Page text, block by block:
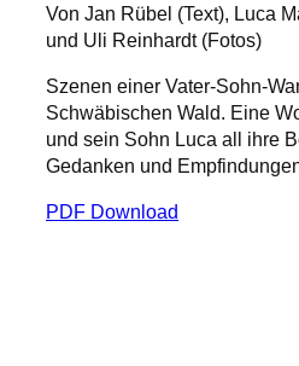
Von Jan Rübel (Text), Luca
und Uli Reinhardt (Fotos)
Szenen einer Vater-Sohn-
Schwäbischen Wald. Eine
und sein Sohn Luca all ihre
Gedanken und
PDF Download